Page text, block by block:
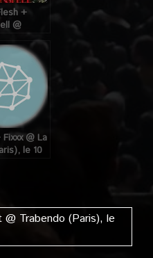
+
@
(Paris) le
2008
@ La
le 10
Trabendo (Paris), le